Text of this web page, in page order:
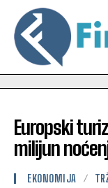
Europski
milijun
EKONOMIJA